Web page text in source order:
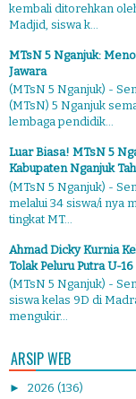
kembali ditorehkan
Madjid, siswa k...
MTsN 5 Nganjuk:
Jawara
(MTsN 5 Nganjuk) -
(MTsN) 5 Nganjuk
lembaga pendidik...
Luar Biasa! MTsN 5
Kabupaten Nganjuk
(MTsN 5 Nganjuk) -
melalui 34 siswa/i nya
tingkat MT...
Ahmad Dicky Kurnia
Tolak Peluru Putra U-
(MTsN 5 Nganjuk) -
siswa kelas 9D di
mengukir...
ARSIP WEB
► 2026 (136)